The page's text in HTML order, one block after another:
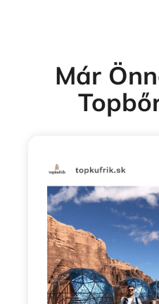
Már